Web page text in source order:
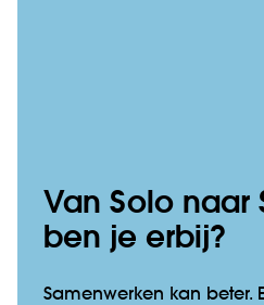
Van Solo naar
ben je erbij?
Samenwerken kan beter.